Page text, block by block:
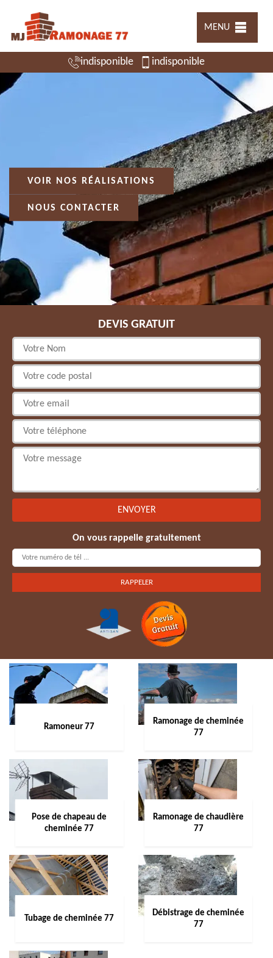
MENU
indisponible indisponible
VOIR NOS RÉALISATIONS
NOUS CONTACTER
DEVIS GRATUIT
On vous rappelle gratuitement
Ramoneur 77
Ramonage de cheminée
77
Pose de chapeau de
cheminée 77
Ramonage de chaudière
77
Tubage de cheminée 77
Débistrage de cheminée
77